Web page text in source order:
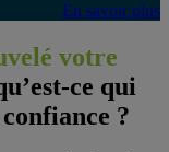
En savoir plus
votre
ce qui
?